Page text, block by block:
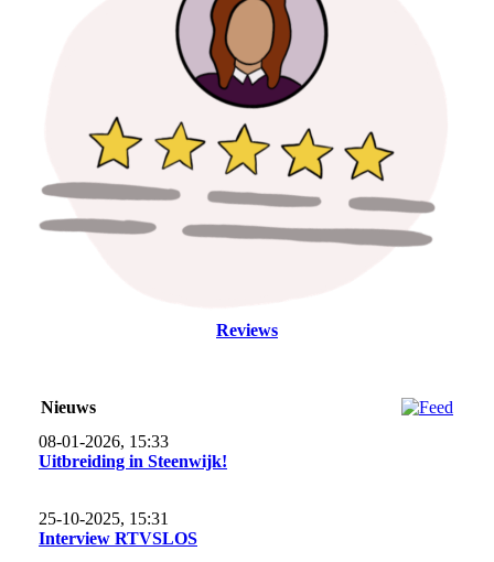
Reviews
Nieuws
08-01-2026, 15:33
Uitbreiding in Steenwijk!
25-10-2025, 15:31
Interview RTVSLOS